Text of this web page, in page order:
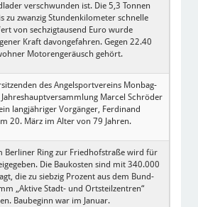
verschwunden ist. Die 5,3 Tonnen
zu zwanzig Stundenkilometer schnelle
von sechzigtausend Euro wurde
Kraft davongefahren. Gegen 22.40
Motorengeräusch gehört.
des Angelsportvereins Monbag-
Marcel Schröder
langjähriger Vorgänger, Ferdinand
20. März im Alter von 79 Jahren.
Berliner Ring zur Friedhofstraße wird für
Die Baukosten sind mit 340.000
die zu siebzig Prozent aus dem Bund-
„Aktive Stadt- und Ortsteilzentren“
Baubeginn war im Januar.